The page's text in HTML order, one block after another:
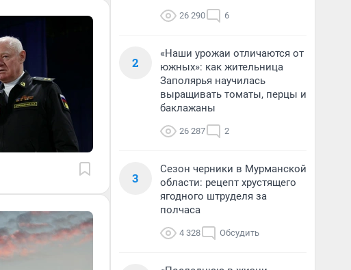
26 290 6
2
«Наши урожаи отличаются от
южных»: как жительница
Заполярья научилась
выращивать томаты, перцы и
баклажаны
26 287 2
3
Сезон черники в Мурманской
области: рецепт хрустящего
ягодного штруделя за
полчаса
4 328 Обсудить